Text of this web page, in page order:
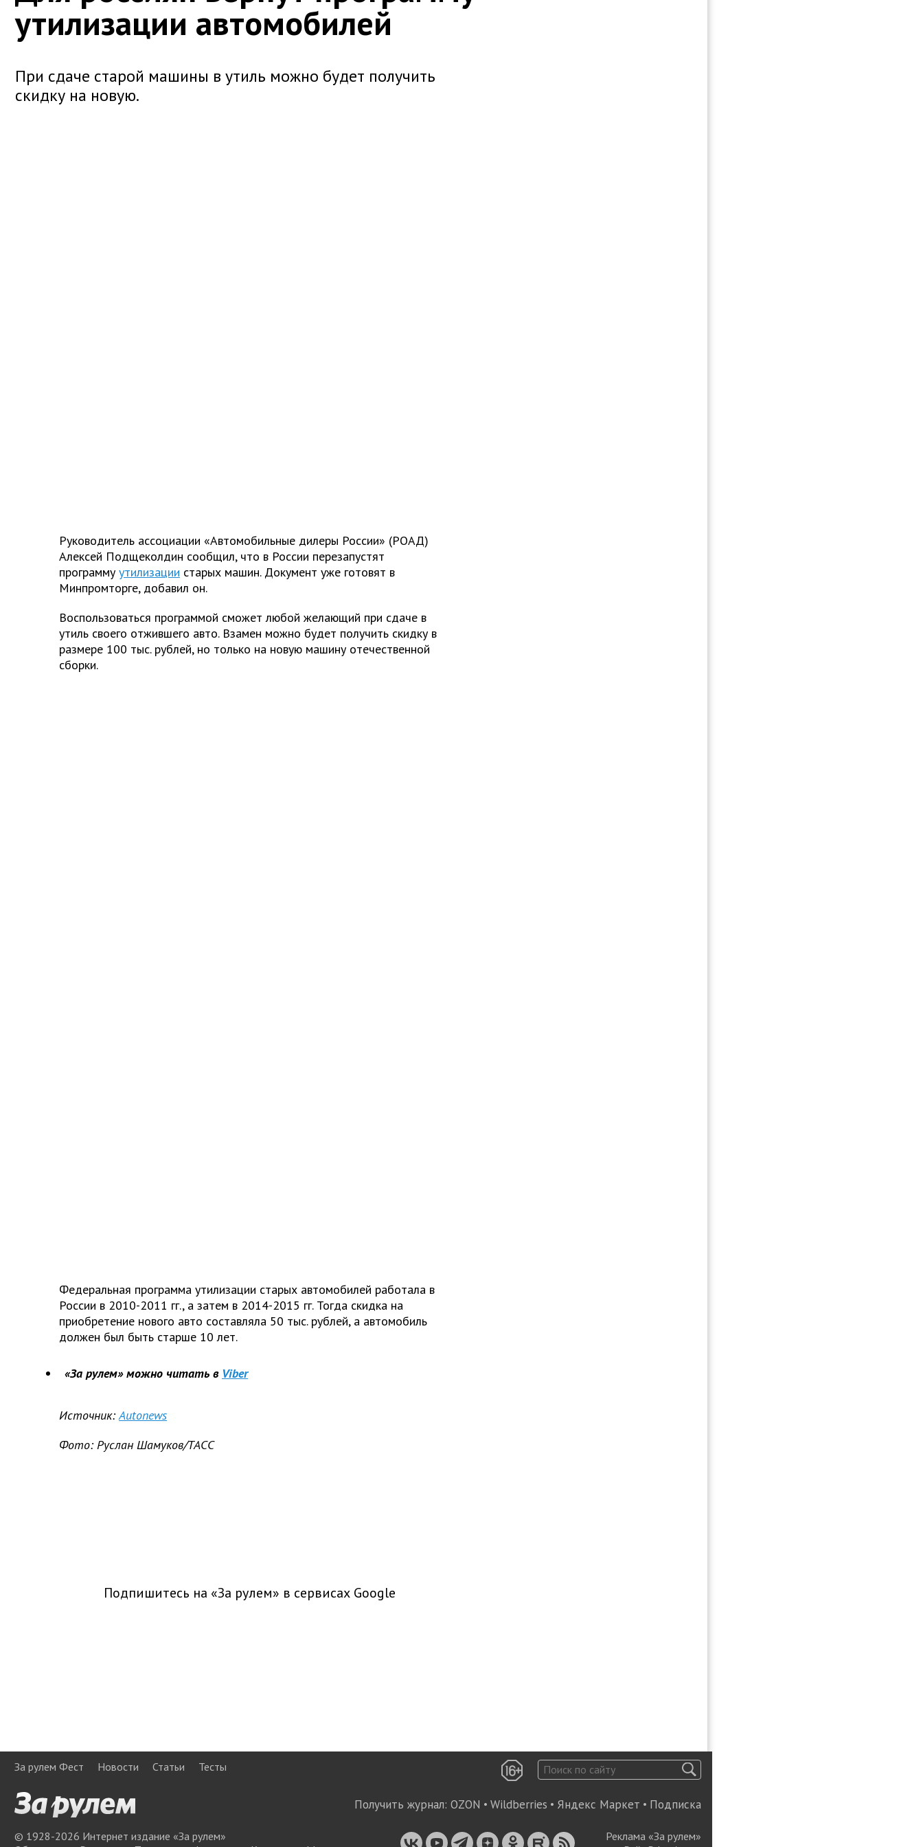
утилизации автомобилей
При сдаче старой машины в утиль можно будет получить
скидку на новую.
Руководитель ассоциации «Автомобильные дилеры России» (РОАД)
Алексей Подщеколдин сообщил, что в России перезапустят
программу утилизации старых машин. Документ уже готовят в
Минпромторге, добавил он.
Воспользоваться программой сможет любой желающий при сдаче в
утиль своего отжившего авто. Взамен можно будет получить скидку в
размере 100 тыс. рублей, но только на новую машину отечественной
сборки.
Федеральная программа утилизации старых автомобилей работала в
России в 2010-2011 гг., а затем в 2014-2015 гг. Тогда скидка на
приобретение нового авто составляла 50 тыс. рублей, а автомобиль
должен был быть старше 10 лет.
«За рулем» можно читать в Viber
Источник: Autonews
Фото: Руслан Шамуков/ТАСС
Подпишитесь на «За рулем» в сервисах Google
За рулем Фест Новости Статьи Тесты
Получить журнал: OZON • Wildberries • Яндекс Маркет • Подписка
© 1928-2026 Интернет издание «За рулем»
Реклама «За рулем»